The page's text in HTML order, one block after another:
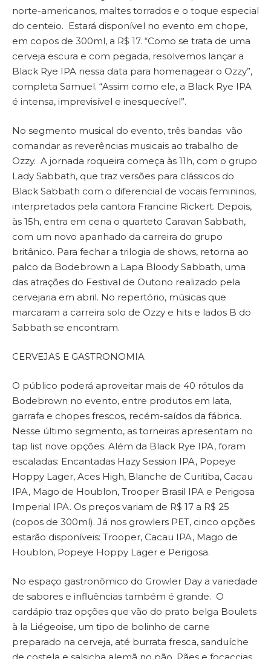
norte-americanos, maltes torrados e o toque especial
do centeio. Estará disponível no evento em chope,
em copos de 300ml, a R$ 17. “Como se trata de uma
cerveja escura e com pegada, resolvemos lançar a
Black Rye IPA nessa data para homenagear o Ozzy”,
completa Samuel. “Assim como ele, a Black Rye IPA
é intensa, imprevisível e inesquecível”.
No segmento musical do evento, três bandas vão
comandar as reverências musicais ao trabalho de
Ozzy. A jornada roqueira começa às 11h, com o grupo
Lady Sabbath, que traz versões para clássicos do
Black Sabbath com o diferencial de vocais femininos,
interpretados pela cantora Francine Rickert. Depois,
às 15h, entra em cena o quarteto Caravan Sabbath,
com um novo apanhado da carreira do grupo
britânico. Para fechar a trilogia de shows, retorna ao
palco da Bodebrown a Lapa Bloody Sabbath, uma
das atrações do Festival de Outono realizado pela
cervejaria em abril. No repertório, músicas que
marcaram a carreira solo de Ozzy e hits e lados B do
Sabbath se encontram.
CERVEJAS E GASTRONOMIA
O público poderá aproveitar mais de 40 rótulos da
Bodebrown no evento, entre produtos em lata,
garrafa e chopes frescos, recém-saídos da fábrica.
Nesse último segmento, as torneiras apresentam no
tap list nove opções. Além da Black Rye IPA, foram
escaladas: Encantadas Hazy Session IPA, Popeye
Hoppy Lager, Aces High, Blanche de Curitiba, Cacau
IPA, Mago de Houblon, Trooper Brasil IPA e Perigosa
Imperial IPA. Os preços variam de R$ 17 a R$ 25
(copos de 300ml). Já nos growlers PET, cinco opções
estarão disponíveis: Trooper, Cacau IPA, Mago de
Houblon, Popeye Hoppy Lager e Perigosa.
No espaço gastronômico do Growler Day a variedade
de sabores e influências também é grande. O
cardápio traz opções que vão do prato belga Boulets
à la Liégeoise, um tipo de bolinho de carne
preparado na cerveja, até burrata fresca, sanduíche